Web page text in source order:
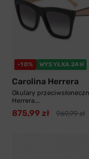
-10% WYSYŁKA 24H
Carolina Herrera
Okulary
Herrera...
875,99 zł 969,99 zł